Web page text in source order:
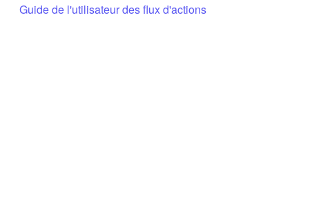
Guide de l'utilisateur des flux d'actions